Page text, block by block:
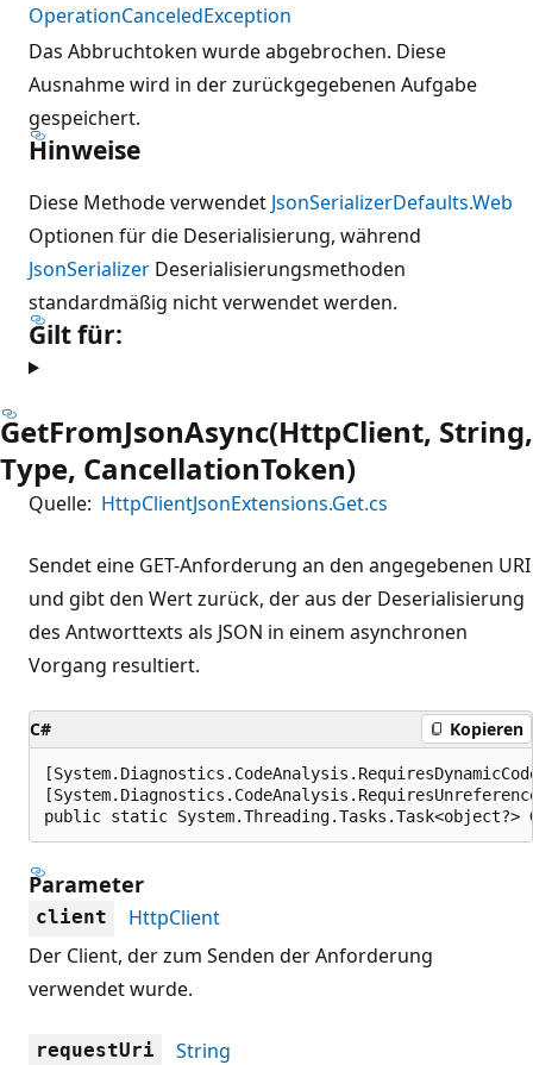
OperationCanceledException
Das Abbruchtoken wurde abgebrochen. Diese
Ausnahme wird in der zurückgegebenen Aufgabe
gespeichert.
Hinweise
Diese Methode verwendet JsonSerializerDefaults.Web
Optionen für die Deserialisierung, während
JsonSerializer Deserialisierungsmethoden
standardmäßig nicht verwendet werden.
Gilt für:
GetFromJsonAsync(HttpClient, String,
Type, CancellationToken)
Quelle: HttpClientJsonExtensions.Get.cs
Sendet eine GET-Anforderung an den angegebenen URI
und gibt den Wert zurück, der aus der Deserialisierung
des Antworttexts als JSON in einem asynchronen
Vorgang resultiert.
C# Kopieren
public static
Parameter
client
HttpClient
Der Client, der zum Senden der Anforderung
verwendet wurde.
requestUri
String